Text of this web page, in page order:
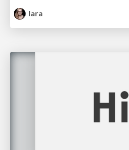
lara